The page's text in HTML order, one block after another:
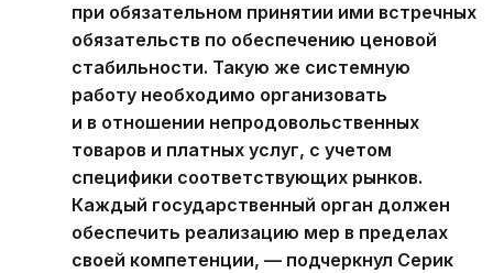
при обязательном принятии ими встречных
обязательств по обеспечению ценовой
стабильности. Такую же системную
работу необходимо организовать
и в отношении непродовольственных
товаров и платных услуг, с учетом
специфики соответствующих рынков.
Каждый государственный орган должен
обеспечить реализацию мер в пределах
своей компетенции, — подчеркнул Серик